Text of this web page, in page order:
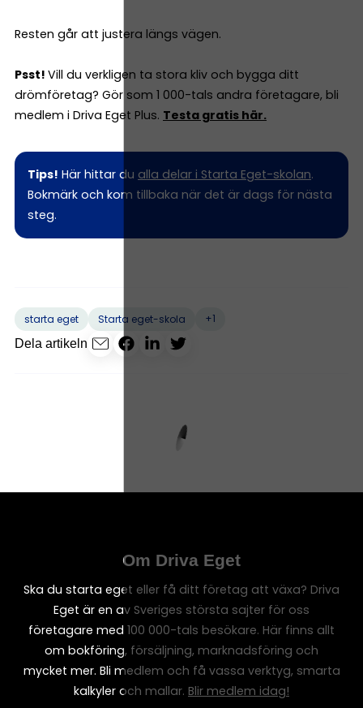
Resten går att justera längs vägen.
Psst! Vill du verkligen ta stora kliv och bygga ditt
drömföretag? Gör som 1 000-tals andra företagare, bli
medlem i Driva Eget Plus. Testa gratis här.
Tips! Här hittar du alla delar i Starta Eget-skolan.
Bokmärk och kom tillbaka när det är dags för nästa
steg.
starta eget Starta eget-skola
+1
Dela artikeln
Om Driva Eget
Ska du starta eget eller få ditt företag att växa? Driva
Eget är en av Sveriges största sajter för oss
företagare med 100 000-tals besökare. Här finns allt
om bokföring, försäljning, marknadsföring och
mycket mer. Bli medlem och få vassa verktyg, smarta
kalkyler och mallar. Blir medlem idag!